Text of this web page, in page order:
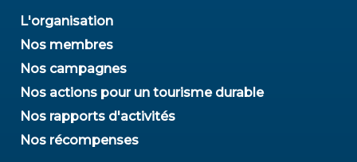
L'organisation
Nos membres
Nos campagnes
Nos actions pour un tourisme durable
Nos rapports d'activités
Nos récompenses